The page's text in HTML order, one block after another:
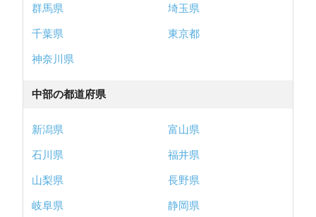
群馬県
埼玉県
千葉県
東京都
神奈川県
中部の都道府県
新潟県
富山県
石川県
福井県
山梨県
長野県
岐阜県
静岡県